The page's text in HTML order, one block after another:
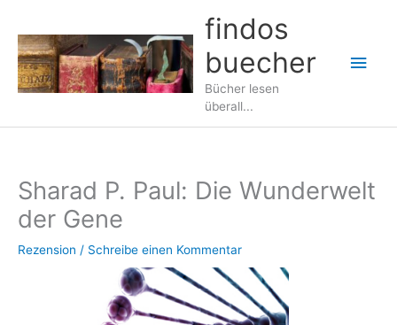
Inhalt
springen
findos
buecher
Bücher lesen
überall...
Sharad P. Paul: Die Wunderwelt
der Gene
Rezension / Schreibe einen Kommentar